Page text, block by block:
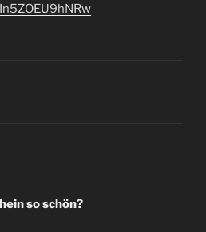
so schön?